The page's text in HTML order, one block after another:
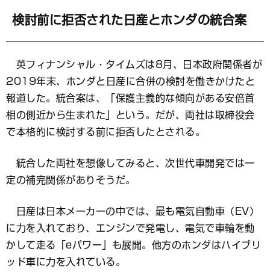
検討前に拒否された日産とホンダの統合案
英フィナンシャル・タイムズは8月、日本政府関係者が
2019年末、ホンダと日産に合併の検討を働きかけたと
報道した。統合案は、「保護主義的な傾向がある安倍首
相の側近から生まれた」という。だが、両社は取締役会
で本格的に検討する前に拒否したとされる。
統合した両社を想像してみると、次世代車開発では一
定の補完関係がありそうだ。
日産は日本メーカーの中では、最も電気自動車（EV）
に力を入れており、エンジンで発電し、電気で車輪を動
かして走る「eパワー」も展開。他方のホンダはハイブリ
ッド車に力を入れている。